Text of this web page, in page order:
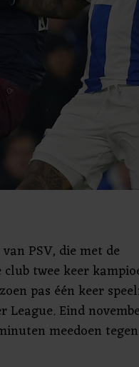
PSV, die met de
club twee keer
pas één keer
League. Eind
meedoen tegen